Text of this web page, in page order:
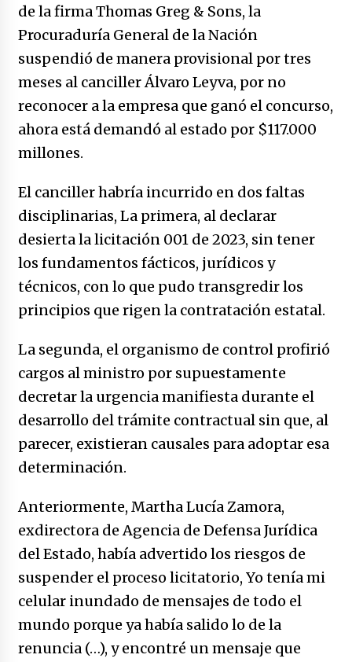
no manda marinero.
04/01/2026
Otro regalo navideño de Petrosky, al caído
caerle
Que sea un hecho el decreto que quita prima
pueblo colombiano
31/12/2025
Colombia 2025
17/12/2025
de la firma Thomas Greg & Sons, la
Procuraduría General de la Nación
suspendió de manera provisional por tres
meses al canciller Álvaro Leyva, por no
reconocer a la empresa que ganó el concurso,
ahora está demandó al estado por $117.000
millones.
El canciller habría incurrido en dos faltas
disciplinarias, La primera, al declarar
desierta la licitación 001 de 2023, sin tener
los fundamentos fácticos, jurídicos y
técnicos, con lo que pudo transgredir los
principios que rigen la contratación estatal.
La segunda, el organismo de control profirió
cargos al ministro por supuestamente
decretar la urgencia manifiesta durante el
desarrollo del trámite contractual sin que, al
parecer, existieran causales para adoptar esa
determinación.
Anteriormente, Martha Lucía Zamora,
exdirectora de Agencia de Defensa Jurídica
del Estado, había advertido los riesgos de
suspender el proceso licitatorio, Yo tenía mi
celular inundado de mensajes de todo el
mundo porque ya había salido lo de la
renuncia (…), y encontré un mensaje que